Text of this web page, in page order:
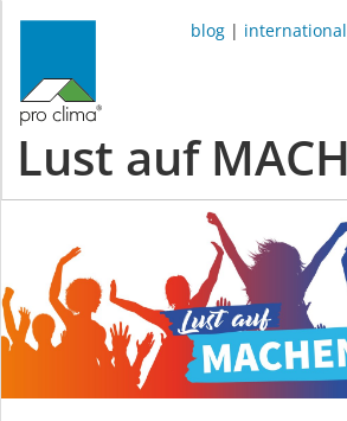
blog | international
Lust auf